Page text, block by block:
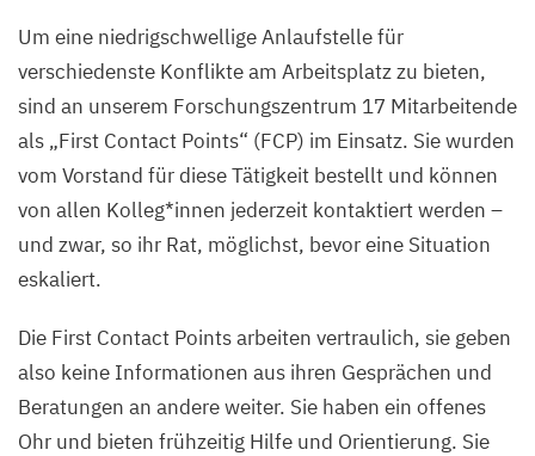
Um eine niedrigschwellige Anlaufstelle für
verschiedenste Konflikte am Arbeitsplatz zu bieten,
sind an unserem Forschungszentrum 17 Mitarbeitende
als „First Contact Points“ (FCP) im Einsatz. Sie wurden
vom Vorstand für diese Tätigkeit bestellt und können
von allen Kolleg*innen jederzeit kontaktiert werden –
und zwar, so ihr Rat, möglichst, bevor eine Situation
eskaliert.
Die First Contact Points arbeiten vertraulich, sie geben
also keine Informationen aus ihren Gesprächen und
Beratungen an andere weiter. Sie haben ein offenes
Ohr und bieten frühzeitig Hilfe und Orientierung. Sie